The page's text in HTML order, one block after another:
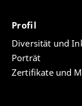
Profil
Diversität und
Porträt
Zertifikate und